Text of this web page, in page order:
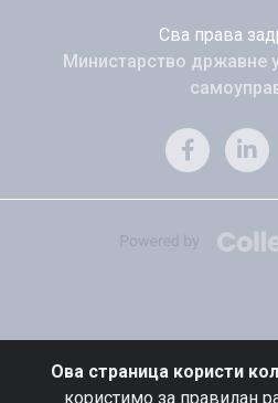
Ова страница користи
користимо за правилан
Сва права
Министарство државне